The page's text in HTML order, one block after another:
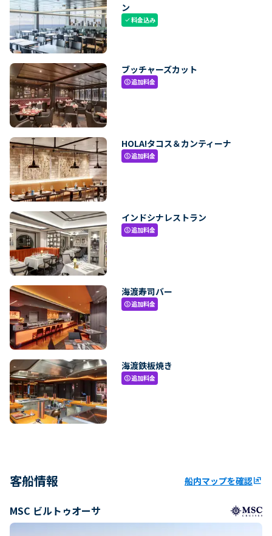
ン
check料金込み
ブッチャーズカット
paid追加料金
HOLA!タコス＆カンティーナ
paid追加料金
インドシナレストラン
paid追加料金
海渡寿司バー
paid追加料金
海渡鉄板焼き
paid追加料金
客船情報 船内マップを確認ungroup
MSC ビルトゥオーサ